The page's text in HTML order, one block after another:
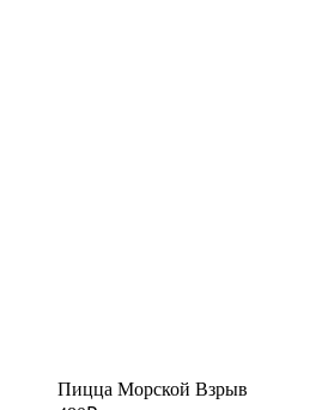
Пицца Морской Взрыв